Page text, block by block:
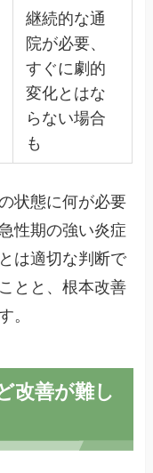
継続的な通
院が必要、
すぐに劇的
変化とはな
らない場合
も
状態に何が必要
性期の強い炎症
は適切な判断で
とと、根本改善
。
改善が難し